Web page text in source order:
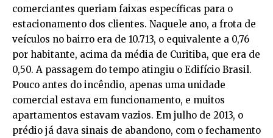
comerciantes queriam faixas específicas para o
estacionamento dos clientes. Naquele ano, a frota de
veículos no bairro era de 10.713, o equivalente a 0,76
por habitante, acima da média de Curitiba, que era de
0,50. A passagem do tempo atingiu o Edifício Brasil.
Pouco antes do incêndio, apenas uma unidade
comercial estava em funcionamento, e muitos
apartamentos estavam vazios. Em julho de 2013, o
prédio já dava sinais de abandono, com o fechamento